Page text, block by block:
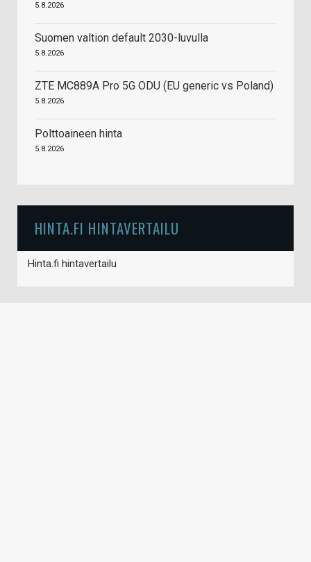
5.8.2026
Suomen valtion default 2030-luvulla
5.8.2026
ZTE MC889A Pro 5G ODU (EU generic vs Poland)
5.8.2026
Polttoaineen hinta
5.8.2026
HINTA.FI HINTAVERTAILU
Hinta.fi hintavertailu